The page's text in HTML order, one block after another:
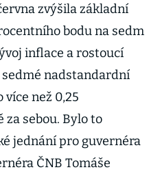
zvýšila základní
bodu na sedm
inflace a rostoucí
sedmé nadstandardní
více než 0,25
sebou. Bylo to
jednání pro guvernéra
ČNB Tomáše